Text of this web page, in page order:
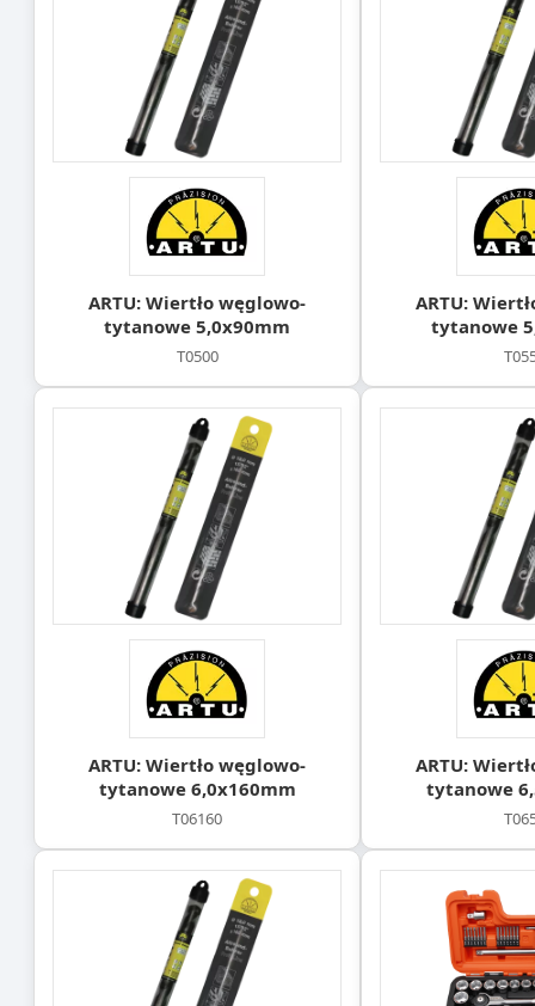
ARTU: Wiertło węglowo-
tytanowe 5,0x90mm
T0500
ARTU:
tytanowe
ARTU: Wiertło węglowo-
tytanowe 6,0x160mm
T06160
ARTU:
tytanowe